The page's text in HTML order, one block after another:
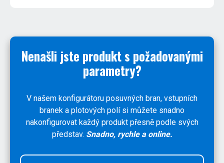
Nenašli jste produkt s požadovanými
parametry?
V našem konfigurátoru posuvných bran, vstupních
branek a plotových polí si můžete snadno
nakonfigurovat každý produkt přesně podle svých
představ. Snadno, rychle a online.